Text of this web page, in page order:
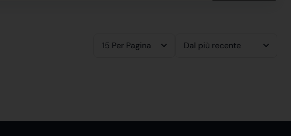
15 Per Pagina Dal più recente